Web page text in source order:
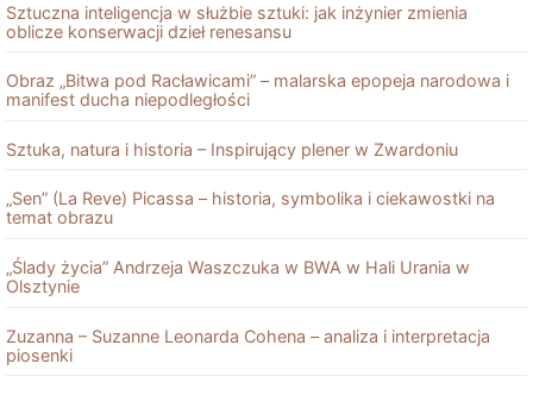
Sztuczna inteligencja w służbie sztuki: jak inżynier zmienia
oblicze konserwacji dzieł renesansu
Obraz „Bitwa pod Racławicami” – malarska epopeja narodowa i
manifest ducha niepodległości
Sztuka, natura i historia – Inspirujący plener w Zwardoniu
„Sen” (La Reve) Picassa – historia, symbolika i ciekawostki na
temat obrazu
„Ślady życia” Andrzeja Waszczuka w BWA w Hali Urania w
Olsztynie
Zuzanna – Suzanne Leonarda Cohena – analiza i interpretacja
piosenki